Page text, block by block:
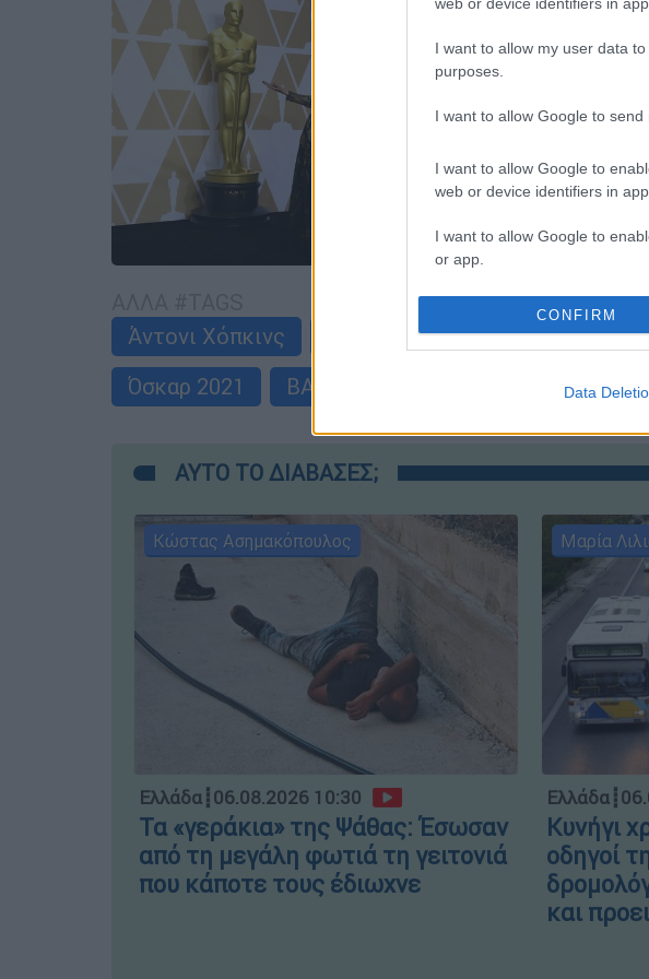
I want to allow my user data
purposes.
I want to allow Google to
I want to allow Google to
web or device identifiers in
I want to allow Google to
or app.
I want to allow Google to
I want to allow Google to
CONFIRM
Data
Όσκαρ
αλλά
Άντονι Χόπκινς
Nomadland
Αμερικανική
Όσκαρ 2021
BAFTA 2021 ειδήσεις τώρα
ΑΥΤΟ ΤΟ ΔΙΑΒΑΣΕΣ;
Κώστας Ασημακόπουλος
Ελλάδα┋06.08.2026 10:30
Τα «γεράκια» της Ψάθας: Έσωσαν
από τη μεγάλη φωτιά τη γειτονιά
που κάποτε τους έδιωχνε
Μαρία
Ελλάδα┋
Κυνήγι
οδηγοί
και